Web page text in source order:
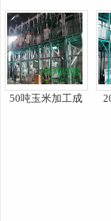
50吨玉米加工成